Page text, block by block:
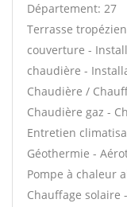
Département: 27
Terrasse
couverture -
chaudière -
Chaudière /
Chaudière gaz -
Entretien
Géothermie -
Pompe à chaleur
Chauffage solaire